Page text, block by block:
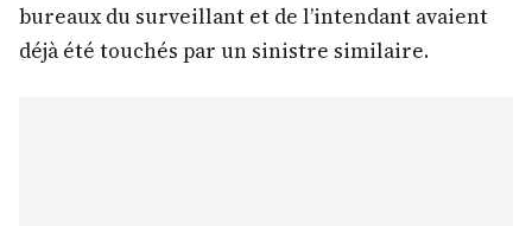
bureaux du surveillant et de l’intendant avaient
déjà été touchés par un sinistre similaire.